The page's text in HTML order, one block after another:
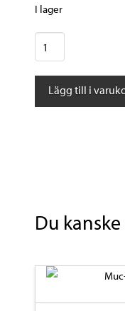
I lager
Bromsbelägg
organiska
BBB
DiscStop
mängd
Lägg till i
Du